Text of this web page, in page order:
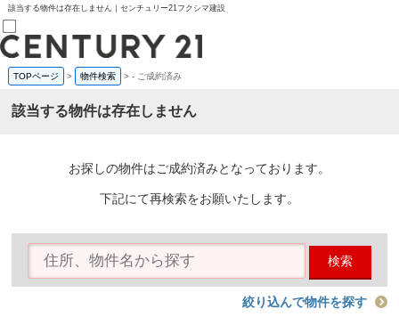
該当する物件は存在しません｜センチュリー21フクシマ建設
売買部
0120-800-844
賃貸部
会員メニュー
物件を探す
購入TOP
条件から探す
TOPページ > 物件検索 >- ご成約済み
該当する物件は存在しません
お探しの物件はご成約済みとなっております。
下記にて再検索をお願いたします。
検索
絞り込んで物件を探す